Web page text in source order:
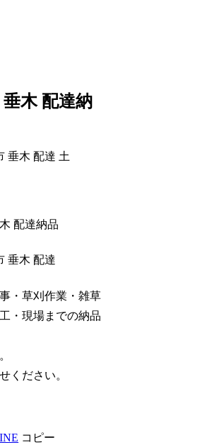
木 配達納
土
配達納品
・草刈作業・雑草
・現場までの納品
ください。
コピー